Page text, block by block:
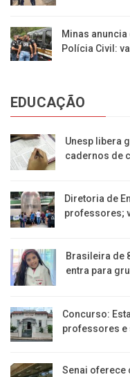
Minas
Polícia Civil:
EDUCAÇÃO
Unesp libera
cadernos de
Diretoria de
professores;
Brasileira de
entra para
Concurso:
professores e
Senai